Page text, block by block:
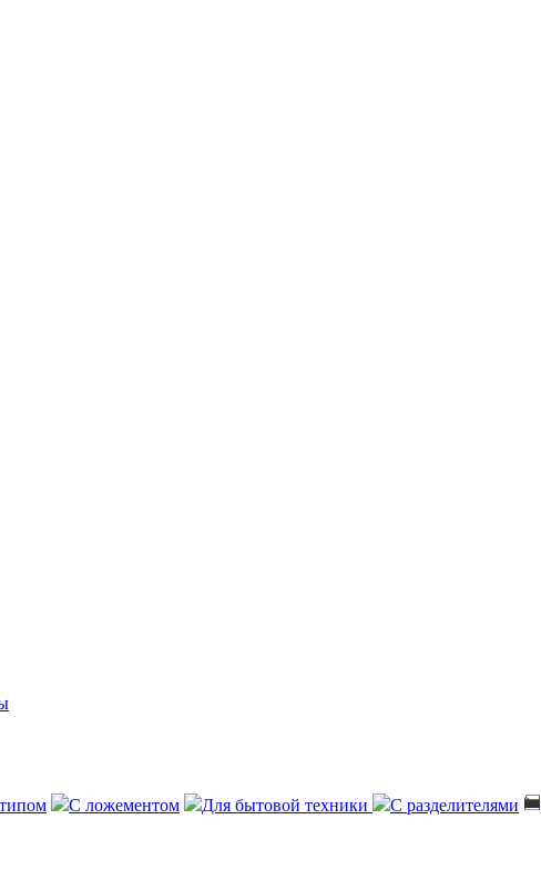
С ложементом Для бытовой техники С разделителями